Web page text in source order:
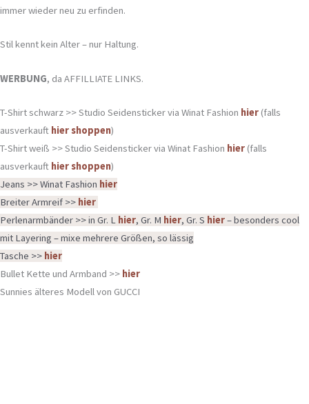
immer wieder neu zu erfinden.
Stil kennt kein Alter – nur Haltung.
WERBUNG, da AFFILLIATE LINKS.
T-Shirt schwarz >> Studio Seidensticker via Winat Fashion hier (falls
ausverkauft hier shoppen)
T-Shirt weiß >> Studio Seidensticker via Winat Fashion hier (falls
ausverkauft hier shoppen)
Jeans >> Winat Fashion hier
Breiter Armreif >> hier
Perlenarmbänder >> in Gr. L hier, Gr. M hier, Gr. S hier– besonders cool
mit Layering – mixe mehrere Größen, so lässig
Tasche >> hier
Bullet Kette und Armband >> hier
Sunnies älteres Modell von GUCCI